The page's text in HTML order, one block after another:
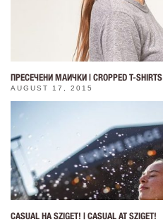
ПРЕСЕЧЕНИ МАИЧКИ | CROPPED T-SHIRTS
AUGUST 17, 2015
CASUAL НА SZIGET! | CASUAL AT SZIGET!